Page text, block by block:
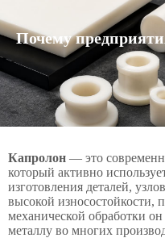
с
у
и
Почему
Капролон — это
который активно
изготовления деталей,
высокой износостойкости,
механической обработки
металлу во многих